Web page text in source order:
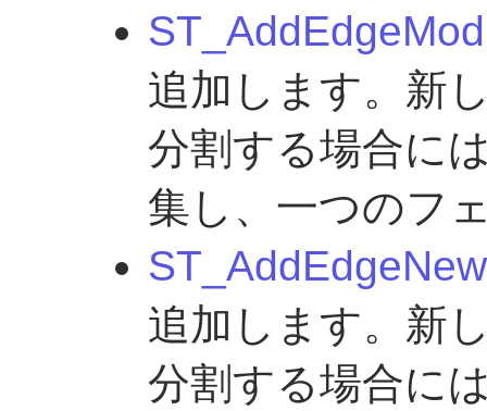
追加します。新
分割する場合に
集し、一つのフ
追加します。新
分割する場合に